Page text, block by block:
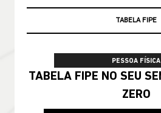
TABELA FIPE
PESSOA FÍSICA
TABELA FIPE NO SEU SEMINOVO + TAXA
ZERO